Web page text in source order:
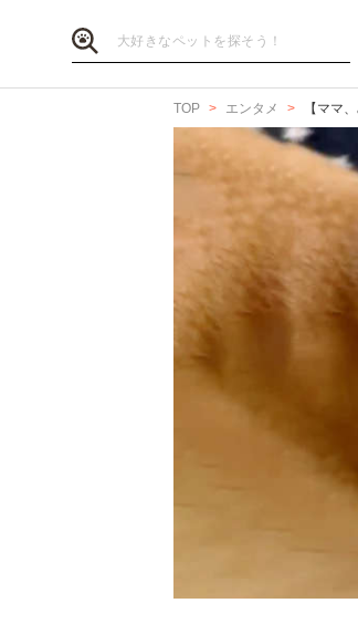
TOP エンタメ 【ママ